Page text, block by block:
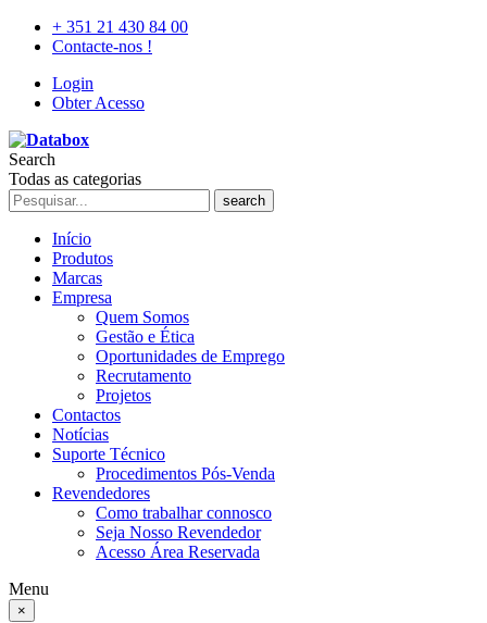
+ 351 21 430 84 00
Contacte-nos !
Login
Obter Acesso
Search
Todas as categorias
search
Início
Produtos
Marcas
Empresa
Quem Somos
Gestão e Ética
Oportunidades de Emprego
Recrutamento
Projetos
Contactos
Notícias
Suporte Técnico
Procedimentos Pós-Venda
Revendedores
Como trabalhar connosco
Seja Nosso Revendedor
Acesso Área Reservada
Menu
×